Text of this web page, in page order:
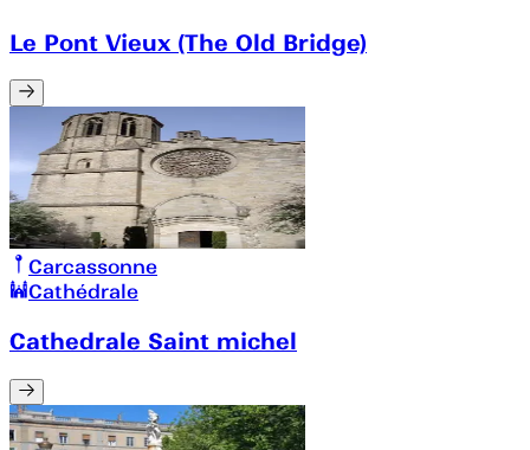
Le Pont Vieux (The Old Bridge)
Carcassonne
Cathédrale
Cathedrale Saint michel